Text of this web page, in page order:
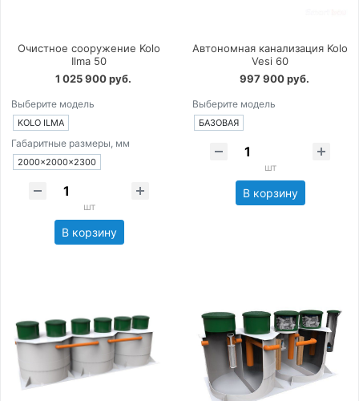
Очистное сооружение Kolo
Ilma 50
1 025 900 руб.
Выберите модель
KOLO ILMA
Габаритные размеры, мм
2000×2000×2300
шт
В корзину
Автономная канализация Kolo
Vesi 60
997 900 руб.
Выберите модель
БАЗОВАЯ
шт
В корзину